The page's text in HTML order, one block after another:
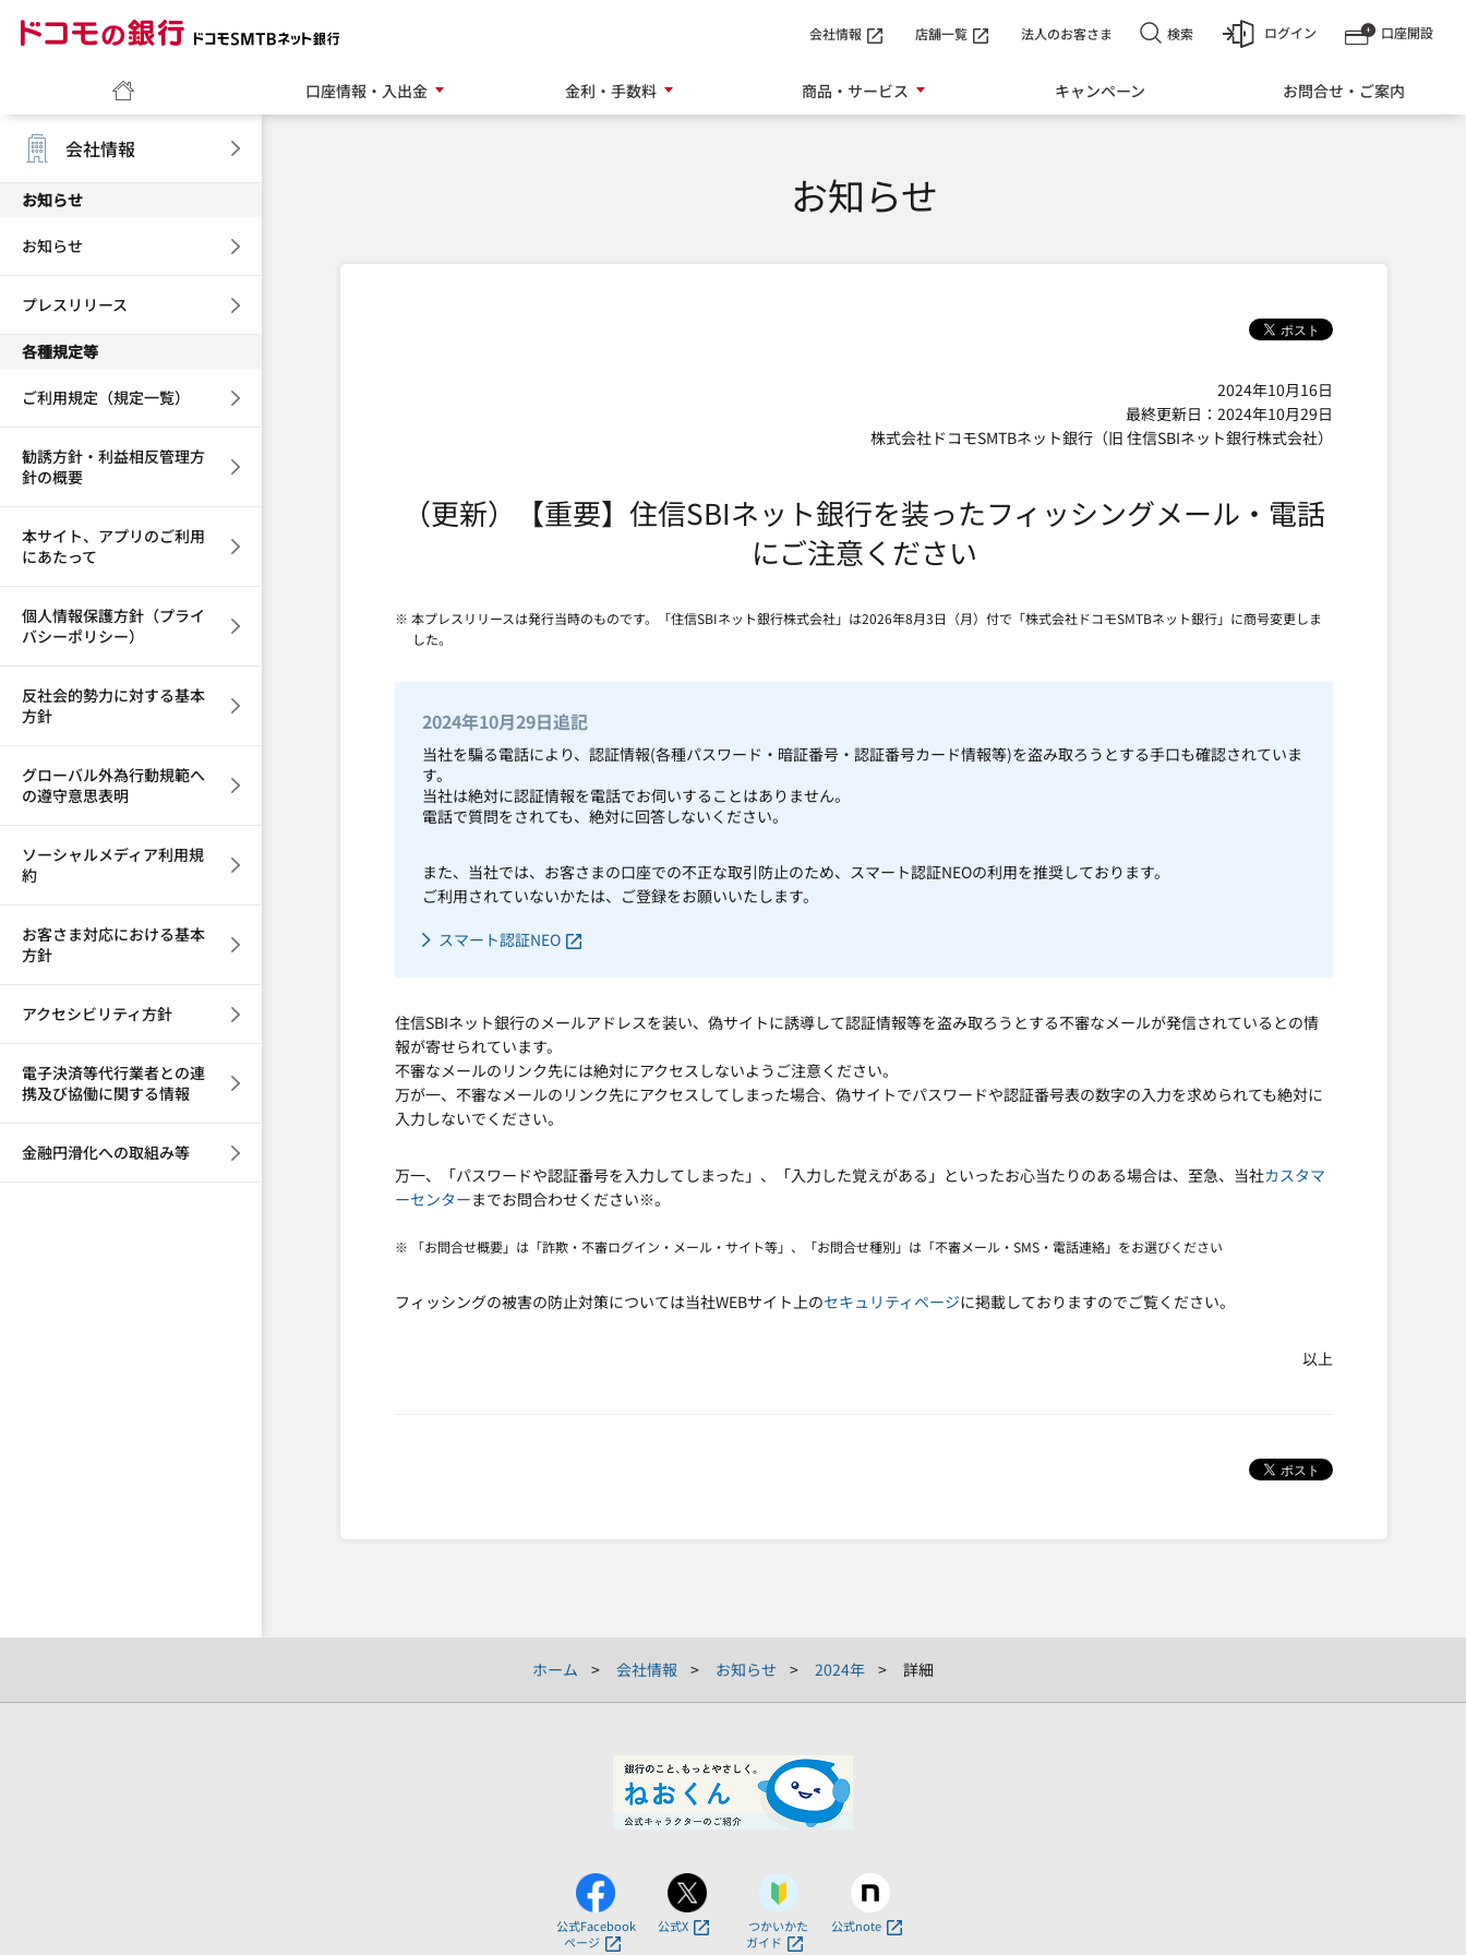
口座開設
ログイン
口座情報・入出金 金利・手数料 商品・サービス キャンペーン お問合せ・ご案内
会社情報 店舗一覧 法人のお客さま 検索
お知らせ
2024年10月16日
最終更新日：2024年10月29日
株式会社ドコモSMTBネット銀行（旧 住信SBIネット銀行株式会社）
（更新）【重要】住信SBIネット銀行を装ったフィッシングメール・電話
にご注意ください
※ 本プレスリリースは発行当時のものです。「住信SBIネット銀行株式会社」は2026年8月3日（月）付で「株式会社ドコモSMTBネット銀行」に商号変更しま
した。
2024年10月29日追記
当社を騙る電話により、認証情報(各種パスワード・暗証番号・認証番号カード情報等)を盗み取ろうとする手口も確認されていま
す。
当社は絶対に認証情報を電話でお伺いすることはありません。
電話で質問をされても、絶対に回答しないください。
また、当社では、お客さまの口座での不正な取引防止のため、スマート認証NEOの利用を推奨しております。
ご利用されていないかたは、ご登録をお願いいたします。
スマート認証NEO
住信SBIネット銀行のメールアドレスを装い、偽サイトに誘導して認証情報等を盗み取ろうとする不審なメールが発信されているとの情
報が寄せられています。
不審なメールのリンク先には絶対にアクセスしないようご注意ください。
万が一、不審なメールのリンク先にアクセスしてしまった場合、偽サイトでパスワードや認証番号表の数字の入力を求められても絶対に
入力しないでください。
万一、「パスワードや認証番号を入力してしまった」、「入力した覚えがある」といったお心当たりのある場合は、至急、当社カスタマ
ーセンターまでお問合わせください※。
※ 「お問合せ概要」は「詐欺・不審ログイン・メール・サイト等」、「お問合せ種別」は「不審メール・SMS・電話連絡」をお選びください
フィッシングの被害の防止対策については当社WEBサイト上のセキュリティページに掲載しておりますのでご覧ください。
以上
会社情報
お知らせ
お知らせ
プレスリリース
各種規定等
ご利用規定（規定一覧）
勧誘方針・利益相反管理方
針の概要
本サイト、アプリのご利用
にあたって
個人情報保護方針（プライ
バシーポリシー）
反社会的勢力に対する基本
方針
グローバル外為行動規範へ
の遵守意思表明
ソーシャルメディア利用規
約
お客さま対応における基本
方針
アクセシビリティ方針
電子決済等代行業者との連
携及び協働に関する情報
金融円滑化への取組み等
ホーム 会社情報 お知らせ 2024年 詳細
公式Facebook
ページ
公式X
つかいかた
ガイド
公式note